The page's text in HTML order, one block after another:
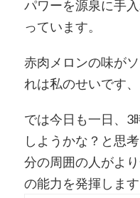
パワーを源泉に手
っています。
赤肉メロンの味が
れは私のせいです、
では今日も一日、3
しようかな？と思
分の周囲の人がよ
の能力を発揮します